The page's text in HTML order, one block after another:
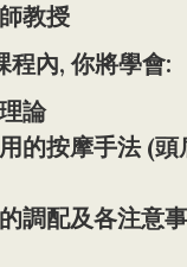
教授
程內, 你將學會:
論
的按摩手法 (頭
調配及各注意